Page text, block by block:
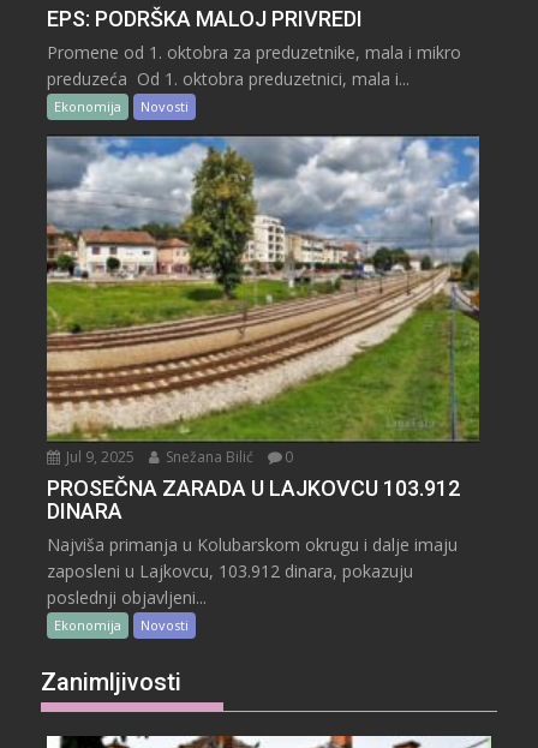
EPS: PODRŠKA MALOJ PRIVREDI
Promene od 1. oktobra za preduzetnike, mala i mikro
preduzeća Od 1. oktobra preduzetnici, mala i...
Ekonomija Novosti
Jul 9, 2025 Snežana Bilić 0
PROSEČNA ZARADA U LAJKOVCU 103.912
DINARA
Najviša primanja u Kolubarskom okrugu i dalje imaju
zaposleni u Lajkovcu, 103.912 dinara, pokazuju
poslednji objavljeni...
Ekonomija Novosti
Zanimljivosti